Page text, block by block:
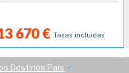
670 € Tasas incluidas
Destinos País